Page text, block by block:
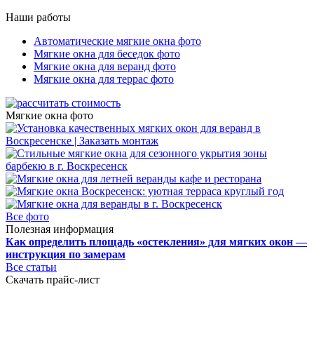
Наши работы
Автоматические мягкие окна фото
Мягкие окна для беседок фото
Мягкие окна для веранд фото
Мягкие окна для террас фото
Мягкие окна фото
Все фото
Полезная информация
Как определить площадь «остекления» для мягких окон —
инструкция по замерам
Все статьи
Скачать прайс-лист